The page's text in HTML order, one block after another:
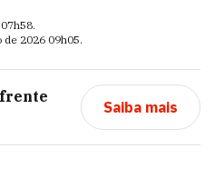
07h58.
de 2026 09h05.
frente
Saiba mais